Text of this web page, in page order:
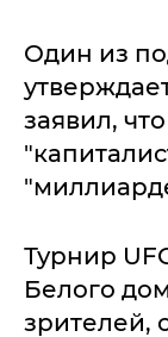
Один из
заявил,
Турнир
Белого
зрителей,